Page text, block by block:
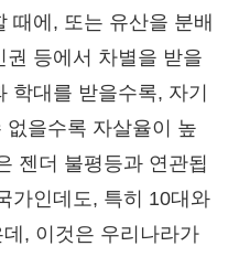
때에, 또는 유산을 분배
등에서 차별을 받을
학대를 받을수록, 자기
을수록 자살율이 높
젠더 불평등과 연관됩
가인데도, 특히 10대와
, 이것은 우리나라가